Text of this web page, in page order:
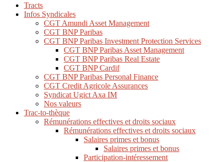
Tracts
Infos Syndicales
CGT Amundi Asset Management
CGT BNP Paribas
CGT BNP Paribas Investment Protection Services
CGT BNP Paribas Asset Management
CGT BNP Paribas Real Estate
CGT BNP Cardif
CGT BNP Paribas Personal Finance
CGT Credit Agricole Assurances
Syndicat Ugict Axa IM
Nos valeurs
Trac-to-thèque
Rémunérations effectives et droits sociaux
Rémunérations effectives et droits sociaux
Salaires primes et bonus
Salaires primes et bonus
Participation-intéressement